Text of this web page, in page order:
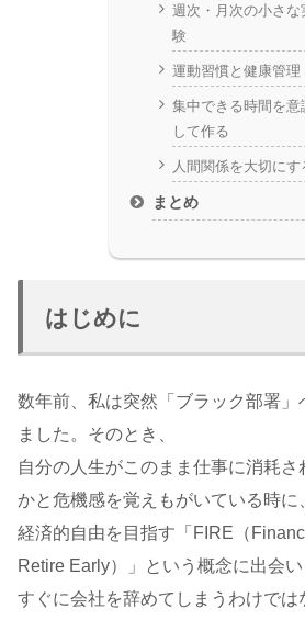
週次・月次の小さな
験
運動習慣と健康管理
集中できる時間を意
して作る
人間関係を大切にす
まとめ
はじめに
数年前、私は突然「ブラック部署
ました。そのとき、
自分の人生がこのまま仕事に消耗
かと危機感を覚えもがいている時に
経済的自由を目指す「FIRE（
Retire Early）」という概念に出会い
すぐに会社を辞めてしまうわけでは